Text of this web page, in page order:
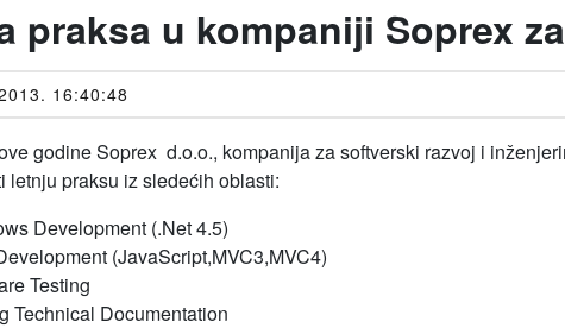
praksa u kompaniji Soprex
16:40:48
godine Soprex d.o.o., kompanija za softverski razvoj i
letnju praksu iz sledećih oblasti:
Development (.Net 4.5)
(JavaScript,MVC3,MVC4)
Testing
Technical Documentation